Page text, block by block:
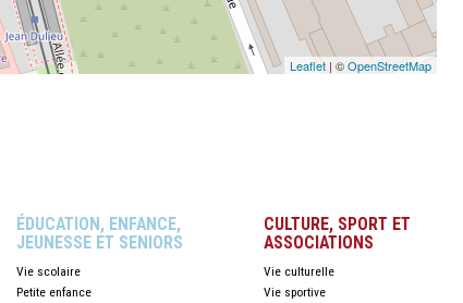
Leaflet | ©OpenStreetMap
ÉDUCATION, ENFANCE,
JEUNESSE ET SENIORS
Vie scolaire
Petite enfance
CULTURE, SPORT ET
ASSOCIATIONS
Vie culturelle
Vie sportive